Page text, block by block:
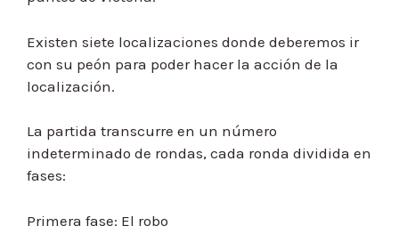
Existen siete localizaciones donde deberemos ir
con su peón para poder hacer la acción de la
localización.
La partida transcurre en un número
indeterminado de rondas, cada ronda dividida en
fases:
Primera fase: El robo